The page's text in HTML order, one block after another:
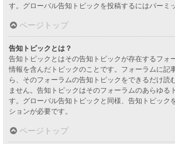
す。グローバル告知トピックを投稿するにはパーミ
ページトップ
告知トピックとは？
告知トピックとはその告知トピックが存在するフォ
情報を含んだトピックのことです。フォーラムに記
ら、そのフォーラムの告知トピックをできるだけ読
ません。告知トピックはそのフォーラムのあらゆる
す。グローバル告知トピックと同様、告知トピック
ションが必要です。
ページトップ